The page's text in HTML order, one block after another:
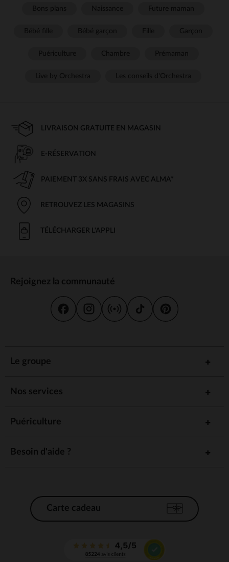
LIVRAISON GRATUITE EN MAGASIN
E-RÉSERVATION
PAIEMENT 3X SANS FRAIS AVEC ALMA*
RETROUVEZ LES MAGASINS
TÉLÉCHARGER L'APPLI
Rejoignez la communauté
Le groupe
Nos services
Puériculture
Besoin d'aide ?
Carte cadeau